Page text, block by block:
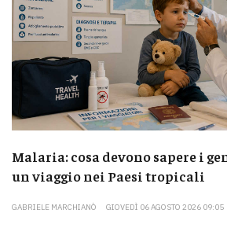
Malaria: cosa devono sapere i
un viaggio nei Paesi tropicali
GABRIELE MARCHIANÒ GIOVEDÌ 06 AGOSTO 2026 09:05